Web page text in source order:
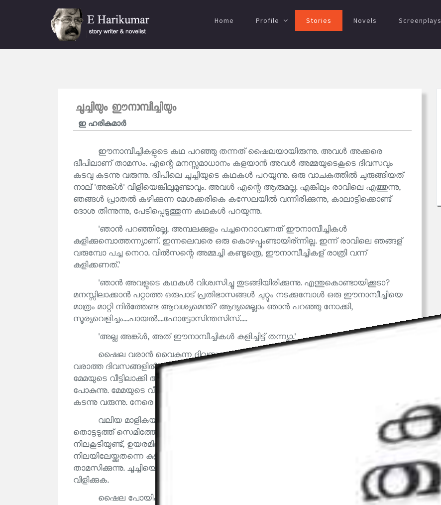
Home Profile Stories Novels Screenplays
ചൂച്ചിയും ഈനാമ്പീച്ചിയും
ഇ ഹരികുമാര്‍
ഈനാമ്പീച്ചികളുടെ കഥ പറഞ്ഞു തന്നത് ഷൈലയായിരുന്നു. അവൾ അക്കരെ
ദ്വീപിലാണ് താമസം. എന്റെ മനസ്സമാധാനം കളയാൻ അവൾ അമ്മയുടെകൂടെ ദിവസവും
കടവു കടന്നു വരുന്നു. ദ്വീപിലെ ചൂച്ചിയുടെ കഥകൾ പറയുന്നു. ഒരു വാചകത്തിൽ ചുരുങ്ങിയത്
നാല് 'അങ്ക്ൾ' വിളിയെങ്കിലുമുണ്ടാവും. അവൾ എന്റെ ആരുമല്ല. എങ്കിലും രാവിലെ എത്തുന്നു,
ഞങ്ങൾ പ്രാതൽ കഴിക്കുന്ന മേശക്കരികെ കസേലയിൽ വന്നിരിക്കുന്നു, കാലാട്ടിക്കൊണ്ട്
ദോശ തിന്നുന്നു, പേടിപ്പെടുത്തുന്ന കഥകൾ പറയുന്നു.
'ഞാൻ പറഞ്ഞില്ലേ, അമ്പലക്കുളം പച്ചനെറാവണത് ഈനാമ്പീച്ചികൾ
കുളിക്കുമ്പൊത്തന്ന്യാണ്. ഇന്നലെവരെ ഒരു കൊഴപ്പുംണ്ടായിര്ന്നില്ല. ഇന്ന് രാവിലെ ഞങ്ങള്
വരുമ്പോ പച്ച നെറാ. വിൽസന്റെ അമ്മച്ചി കണ്ടൂത്രെ, ഈനാമ്പീച്ചികള് രാത്രി വന്ന്
കുളിക്കണത്.'
'ഞാൻ അവളുടെ കഥകൾ വിശ്വസിച്ചു തുടങ്ങിയിരിക്കുന്നു. എന്തുകൊണ്ടായിക്കൂടാ?
മനസ്സിലാക്കാൻ പറ്റാത്ത ഒരുപാട് പ്രതിഭാസങ്ങൾ ചുറ്റും നടക്കുമ്പോൾ ഒരു ഈനാമ്പീച്ചിയെ
മാത്രം മാറ്റി നിർത്തേണ്ട ആവശ്യമെന്ത്? ആദ്യമെല്ലാം ഞാൻ പറഞ്ഞു നോക്കി,
സൂര്യവെളിച്ചം....പായൽ....ഫോട്ടോസിന്തസിസ്.....
'അല്ല അങ്ക്ൾ, അത് ഈനാമ്പീച്ചികൾ കുളിച്ചിട്ട് തന്ന്യാ.'
ഷൈല വരാൻ വൈകുന്ന ദിവസങ്ങളിൽ ഞങ്ങൾ പ്രാതൽ വൈകി കഴിക്കുന്നു. അവൾ
വരാത്ത ദിവസങ്ങളിൽ ചിലപ്പോൾ പ്രാതൽതന്നെ മറന്നെന്നു വരും. അവളെ അനുജത്തി
മേമയുടെ വീട്ടിലാക്കി അവളുടെ അമ്മ ജെൻസി അടുത്തുള്ള ചെരിപ്പു ഫാക്ടറിയിൽ ജോലിക്കു
പോകുന്നു. മേമയുടെ വീട്ടിൽ കയറാതെ ആ നാലുവയസ്സുകാരി നേരിട്ട് ഞങ്ങളുടെ വാതിൽ
കടന്നു വരുന്നു. നേരെ അടുക്കളയിലേയ്ക്ക്; മേശക്കരികെ ഇട്ട കസേലയാണ് ലക്ഷ്യം.
വലിയ മാളികയിൽ താമസിക്കുന്ന ചൂച്ചിയെപ്പറ്റി ധാരാളം കഥകളുണ്ട്. പള്ളിയുടെ
തൊട്ടടുത്ത് സെമിത്തേരിക്ക് എതിരെയാണ് മാളിക. രണ്ടു നില മാളികയാണ്. മൂന്നാമതൊരു
നിലകൂടിയുണ്ട്, ഉയരമില്ലാത്ത ഒരു തട്ട്. അവിടെ ആരും കയറാറില്ല. ഒന്നാം
നിലയിലേയ്ക്കുതന്നെ കുട്ടികൾ കയറാറില്ല. ആ മാളികയിൽ വയസ്സായ ചൂച്ചി ഒറ്റയ്ക്കു
താമസിക്കുന്നു. ചൂച്ചിയെന്നാൽ ആംഗ്ലോ ഇന്ത്യക്കാരി. ദ്വീപിൽ അവരെ ചൂച്ചികൾ എന്നാണ്
വിളിക്കുക.
ഷൈല പോയിക്കഴിഞ്ഞാൽ ഞാൻ പുറത്ത് വീതി കുറഞ്ഞ വരാന്തയിലിട്ട കസാലയിൽ